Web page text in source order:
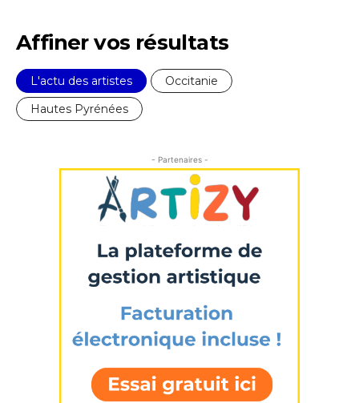
Affiner vos résultats
L'actu des artistes
Occitanie
Hautes Pyrénées
- Partenaires -